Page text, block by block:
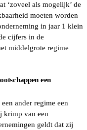
‘zoveel als mogelijk’ de
moeten worden
in jaar 1 klein
cijfers in de
middelgrote regime
een
ander regime een
krimp van een
geldt dat zij